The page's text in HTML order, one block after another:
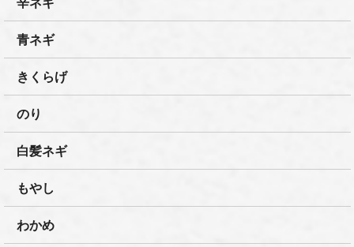
青ネギ
きくらげ
のり
白髪ネギ
もやし
わかめ